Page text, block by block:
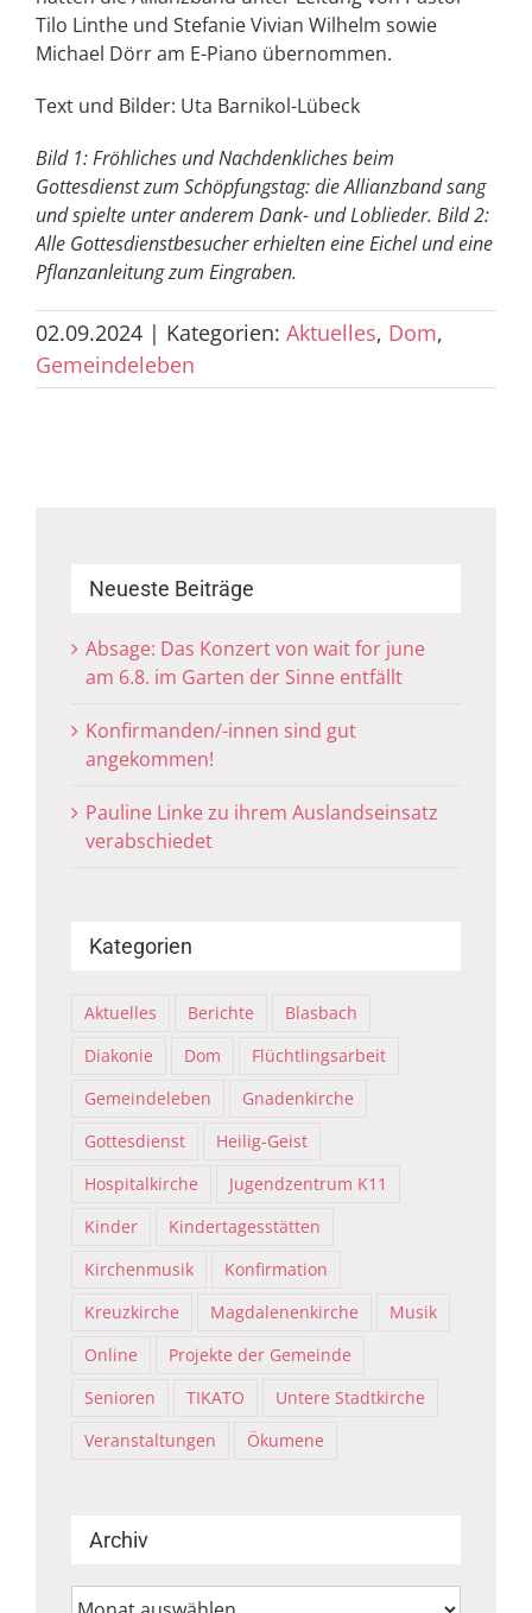
Tilo Linthe und Stefanie Vivian Wilhelm sowie
Michael Dörr am E-Piano übernommen.
Text und Bilder: Uta Barnikol-Lübeck
Bild 1: Fröhliches und Nachdenkliches beim
Gottesdienst zum Schöpfungstag: die Allianzband sang
und spielte unter anderem Dank- und Loblieder. Bild 2:
Alle Gottesdienstbesucher erhielten eine Eichel und eine
Pflanzanleitung zum Eingraben.
02.09.2024 | Kategorien: Aktuelles, Dom,
Gemeindeleben
Neueste Beiträge
Absage: Das Konzert von wait for june
am 6.8. im Garten der Sinne entfällt
Konfirmanden/-innen sind gut
angekommen!
Pauline Linke zu ihrem Auslandseinsatz
verabschiedet
Kategorien
Aktuelles Berichte
Blasbach
Diakonie
Dom
Flüchtlingsarbeit
Gemeindeleben
Gnadenkirche
Gottesdienst
Heilig-Geist
Hospitalkirche
Jugendzentrum K11
Kinder
Kindertagesstätten
Kirchenmusik
Konfirmation
Kreuzkirche
Magdalenenkirche
Musik
Online
Projekte der Gemeinde
Senioren
TIKATO
Untere Stadtkirche
Veranstaltungen
Ökumene
Archiv
Archiv